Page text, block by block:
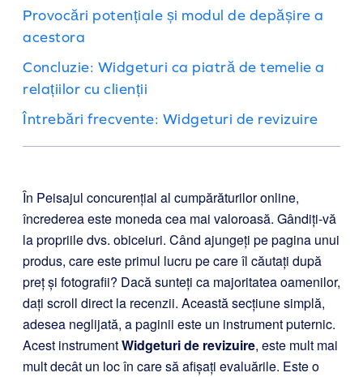
Provocări potențiale și modul de depășire a
acestora
Concluzie: Widgeturi ca piatră de temelie a
relațiilor cu clienții
Întrebări frecvente: Widgeturi de revizuire
În Peisajul concurențial al cumpărăturilor online,
încrederea este moneda cea mai valoroasă. Gândiți-vă
la propriile dvs. obiceiuri. Când ajungeți pe pagina unui
produs, care este primul lucru pe care îl căutați după
preț și fotografii? Dacă sunteți ca majoritatea oamenilor,
dați scroll direct la recenzii. Această secțiune simplă,
adesea neglijată, a paginii este un instrument puternic.
Acest instrumentWidgeturi de revizuire, este mult mai
mult decât un loc în care să afișați evaluările. Este o